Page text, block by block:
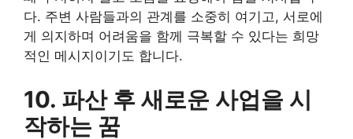
다. 주변 사람들과의 관계를 소중히 여기고, 서로에
게 의지하며 어려움을 함께 극복할 수 있다는 희망
적인 메시지이기도 합니다.
10. 파산 후 새로운 사업을 시
작하는 꿈